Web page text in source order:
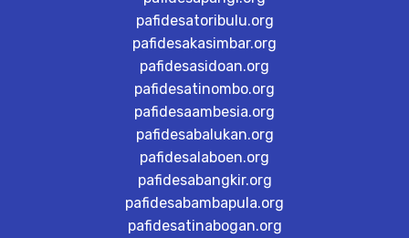
pafidesatoribulu.org
pafidesakasimbar.org
pafidesasidoan.org
pafidesatinombo.org
pafidesaambesia.org
pafidesabalukan.org
pafidesalaboen.org
pafidesabangkir.org
pafidesabambapula.org
pafidesatinabogan.org